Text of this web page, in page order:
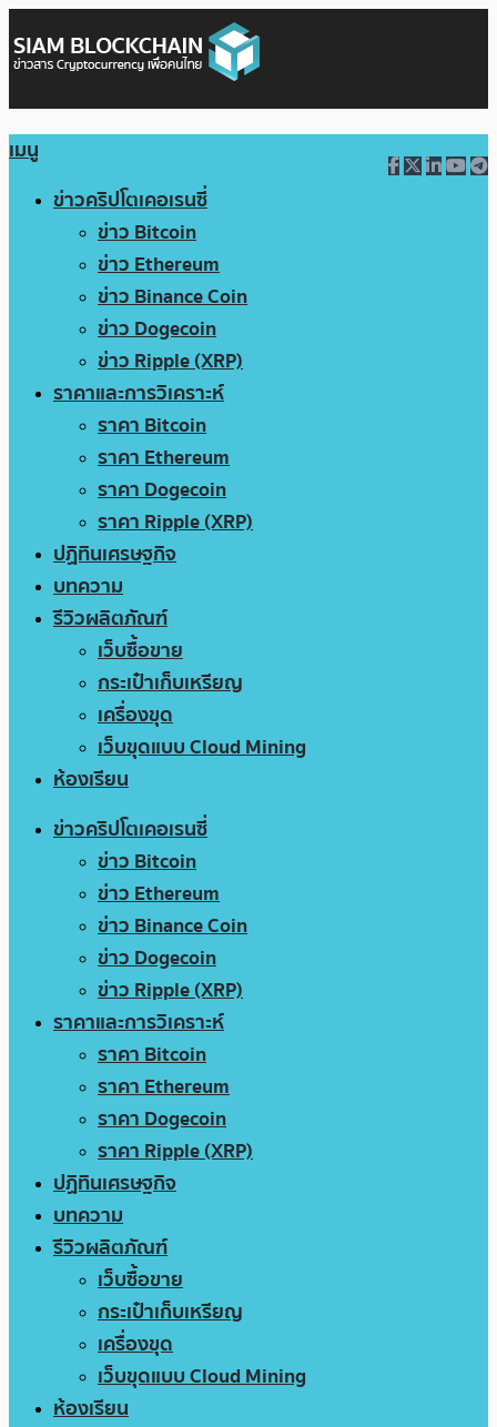
เมนู
ข่าวคริปโตเคอเรนซี่
ข่าว Bitcoin
ข่าว Ethereum
ข่าว Binance Coin
ข่าว Dogecoin
ข่าว Ripple (XRP)
ราคาและการวิเคราะห์
ราคา Bitcoin
ราคา Ethereum
ราคา Dogecoin
ราคา Ripple (XRP)
ปฏิทินเศรษฐกิจ
บทความ
รีวิวผลิตภัณฑ์
เว็บซื้อขาย
กระเป๋าเก็บเหรียญ
เครื่องขุด
เว็บขุดแบบ Cloud Mining
ห้องเรียน
ข่าวคริปโตเคอเรนซี่
ข่าว Bitcoin
ข่าว Ethereum
ข่าว Binance Coin
ข่าว Dogecoin
ข่าว Ripple (XRP)
ราคาและการวิเคราะห์
ราคา Bitcoin
ราคา Ethereum
ราคา Dogecoin
ราคา Ripple (XRP)
ปฏิทินเศรษฐกิจ
บทความ
รีวิวผลิตภัณฑ์
เว็บซื้อขาย
กระเป๋าเก็บเหรียญ
เครื่องขุด
เว็บขุดแบบ Cloud Mining
ห้องเรียน